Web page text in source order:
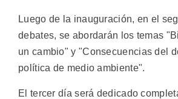
Luego de la inauguración, en el
debates, se abordarán los temas
un cambio" y "Consecuencias del
política de medio ambiente".
El tercer día será dedicado